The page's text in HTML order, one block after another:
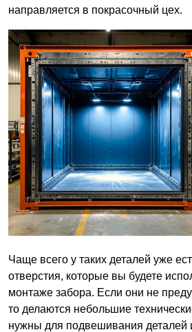
направляется в покрасочный цех.
Чаще всего у таких деталей уже
отверстия, которые вы будете
монтаже забора. Если они не
то делаются небольшие
нужны для подвешивания деталей